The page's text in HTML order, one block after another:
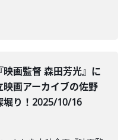
映画監督 森田芳光』に
映画アーカイブの佐野
堀り！2025/10/16